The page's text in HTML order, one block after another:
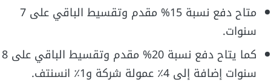
متاح دفع نسبة 15% مقدم وتقسيط الباقي على 7
سنوات.
كما يتاح دفع نسبة 20% مقدم وتقسيط الباقي على 8
سنوات إضافة إلى 4٪ عمولة شركة و1٪ انسنتف.